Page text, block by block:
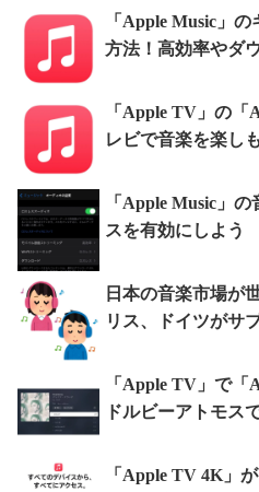
「Apple Music」
方法！高効率やダ
「Apple TV」の「
レビで音楽を楽し
「Apple Music」
スを有効にしよう
日本の音楽市場が
リス、ドイツがサ
「Apple TV」で「
ドルビーアトモス
「Apple TV 4K」